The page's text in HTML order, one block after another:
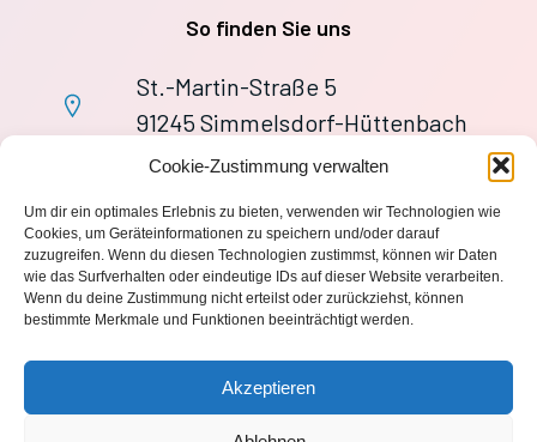
Cookie-Zustimmung verwalten
Um dir ein optimales Erlebnis zu bieten, verwenden wir Technologien wie
Cookies, um Geräteinformationen zu speichern und/oder darauf
zuzugreifen. Wenn du diesen Technologien zustimmst, können wir Daten
wie das Surfverhalten oder eindeutige IDs auf dieser Website verarbeiten.
Wenn du deine Zustimmung nicht erteilst oder zurückziehst, können
bestimmte Merkmale und Funktionen beeinträchtigt werden.
Akzeptieren
So finden Sie uns
St.-Martin-Straße 5
91245 Simmelsdorf-Hüttenbach
+49 9155 9279727
wache113@ff-huettenbach.de